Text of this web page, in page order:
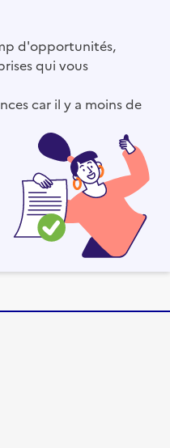
d'opportunités,
qui vous
car il y a moins de
du site